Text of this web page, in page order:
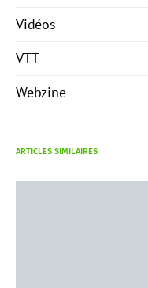
Vidéos
VTT
Webzine
ARTICLES SIMILAIRES